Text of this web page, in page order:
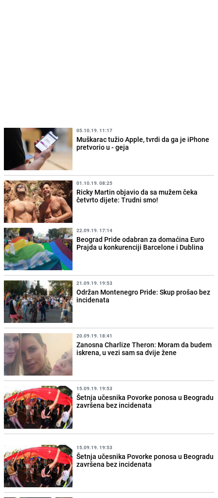
05.10.19. 11:17
Muškarac tužio Apple, tvrdi da ga je iPhone
pretvorio u - geja
01.10.19. 08:25
Ricky Martin objavio da sa mužem čeka
četvrto dijete: Trudni smo!
22.09.19. 17:14
Beograd Pride odabran za domaćina Euro
Prajda u konkurenciji Barcelone i Dublina
21.09.19. 19:53
Održan Montenegro Pride: Skup prošao bez
incidenata
20.09.19. 18:41
Zanosna Charlize Theron: Moram da budem
iskrena, u vezi sam sa dvije žene
15.09.19. 19:53
Šetnja učesnika Povorke ponosa u Beogradu
završena bez incidenata
15.09.19. 19:53
Šetnja učesnika Povorke ponosa u Beogradu
završena bez incidenata